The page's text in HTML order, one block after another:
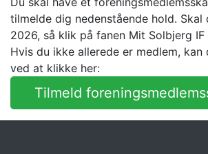
tilmelde dig nedenstående hold. Skal
2026, så klik på fanen Mit Solbjerg
Hvis du ikke allerede er medlem, kan
ved at klikke her:
Tilmeld